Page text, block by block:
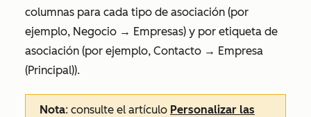
columnas para cada tipo de asociación (por
ejemplo, Negocio → Empresas) y por etiqueta de
asociación (por ejemplo, Contacto → Empresa
(Principal)).
Nota: consulte el artículo Personalizar las